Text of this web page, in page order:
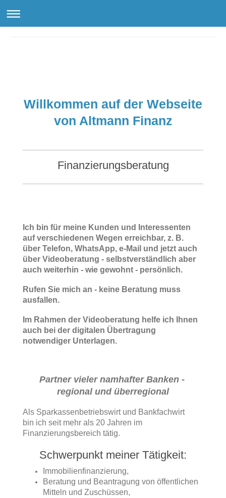
Willkommen auf der Webseite
von Altmann Finanz
Finanzierungsberatung
Ich bin für meine Kunden und Interessenten
auf verschiedenen Wegen erreichbar, z. B.
über Telefon, WhatsApp, e-Mail und jetzt auch
über Videoberatung - selbstverständlich aber
auch weiterhin - wie gewohnt - persönlich.
Rufen Sie mich an - keine Beratung muss
ausfallen.
Im Rahmen der Videoberatung helfe ich Ihnen
auch bei der digitalen Übertragung
notwendiger Unterlagen.
Partner vieler namhafter Banken -
regional und überregional
Als Sparkassenbetriebswirt und Bankfachwirt
bin ich seit mehr als 20 Jahren im
Finanzierungsbereich tätig.
Schwerpunkt meiner Tätigkeit:
Immobilienfinanzierung,
Beratung und Beantragung von öffentlichen
Mitteln und Zuschüssen,